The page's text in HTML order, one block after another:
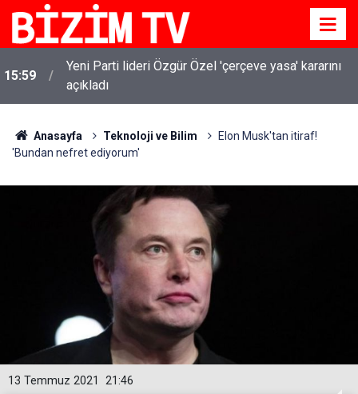
15:59
Yeni Parti lideri Özgür Özel 'çerçeve yasa' kararını
açıkladı
Anasayfa Teknoloji ve Bilim
Elon Musk'tan itiraf!
'Bundan nefret ediyorum'
21:46
13 Temmuz 2021